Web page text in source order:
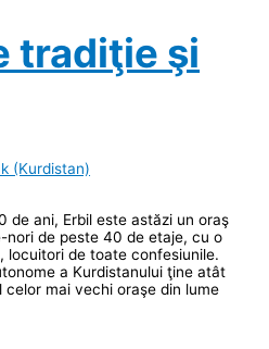
tradiţie şi
(Kurdistan)
de ani, Erbil este astăzi un oraş
nori de peste 40 de etaje, cu o
locuitori de toate confesiunile.
a Kurdistanului ţine atât
mai vechi oraşe din lume